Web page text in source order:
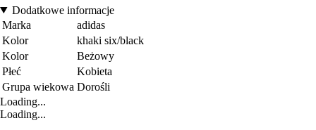
Dodatkowe informacje
Marka
adidas
Kolor
khaki six/black
Kolor
Beżowy
Płeć
Kobieta
Grupa wiekowa Dorośli
Loading...
Loading...